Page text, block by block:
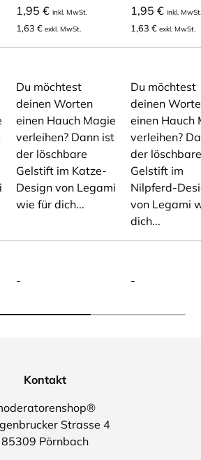
1,95 € inkl. MwSt.
1,63 € exkl. MwSt.
1,95 € inkl. MwSt.
1,63 € exkl. MwSt.
Du möchtest
deinen Worten
einen Hauch Magie
verleihen? Dann ist
der löschbare
Gelstift im Katze-
Design von Legami
wie für dich...
Du möchtest
deinen
einen Hauch
verleihen?
der löschbare
Gelstift im
Nilpferd-
von Legami
dich...
- -
Kontakt
Strasse 4
85309 Pörnbach